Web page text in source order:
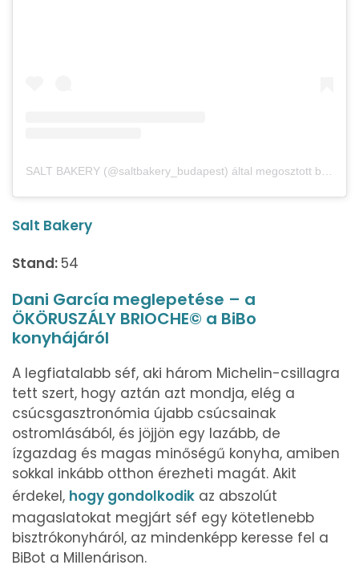
Salt Bakery
Stand: 54
Dani García meglepetése – a
ÖKÖRUSZÁLY BRIOCHE© a BiBo
konyhájáról
A legfiatalabb séf, aki három Michelin-csillagra
tett szert, hogy aztán azt mondja, elég a
csúcsgasztronómia újabb csúcsainak
ostromlásából, és jöjjön egy lazább, de
ízgazdag és magas minőségű konyha, amiben
sokkal inkább otthon érezheti magát. Akit
érdekel, hogy gondolkodik az abszolút
magaslatokat megjárt séf egy kötetlenebb
bisztrókonyháról, az mindenképp keresse fel a
BiBot a Millenárison.